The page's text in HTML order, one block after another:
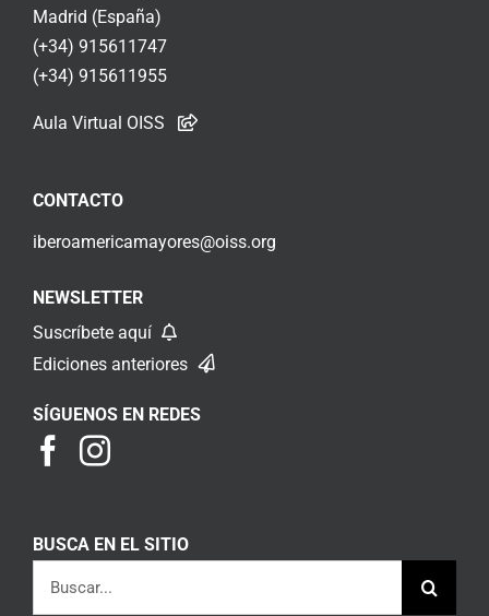
Madrid (España)
(+34) 915611747
(+34) 915611955
Aula Virtual OISS
CONTACTO
iberoamericamayores@oiss.org
NEWSLETTER
Suscríbete aquí
Ediciones anteriores
SÍGUENOS EN REDES
BUSCA EN EL SITIO